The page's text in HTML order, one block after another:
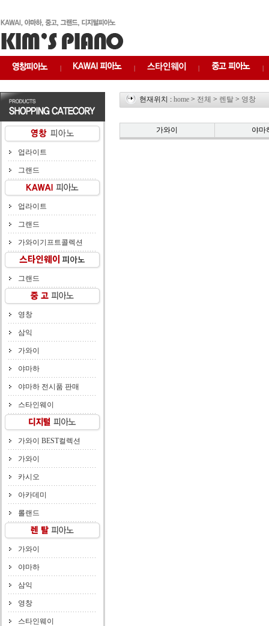
| | | |
업라이트
그랜드
업라이트
그랜드
가와이기프트콜렉션
그랜드
영창
삼익
가와이
야마하
야마하 전시품 판매
스타인웨이
가와이 BEST컬렉션
가와이
카시오
아카데미
롤랜드
가와이
야마하
삼익
영창
스타인웨이
현재위치 : home > 전체 > 렌탈 > 영창
가와이 야마